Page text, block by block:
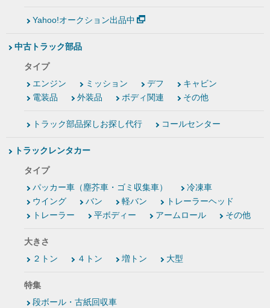
Yahoo!オークション出品中
中古トラック部品
タイプ
エンジン
ミッション デフ
キャビン
電装品
外装品 ボディ関連 その他
トラック部品探しお探し代行 コールセンター
トラックレンタカー
タイプ
パッカー車（塵芥車・ゴミ収集車）
冷凍車
ウイング
バン 軽バン
トレーラーヘッド
トレーラー
平ボディー アームロール その他
大きさ
２トン
４トン 増トン 大型
特集
段ボール・古紙回収車